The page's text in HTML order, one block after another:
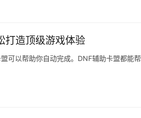
打造顶级游戏体验
可以帮助你自动完成。DNF辅助卡盟都能帮